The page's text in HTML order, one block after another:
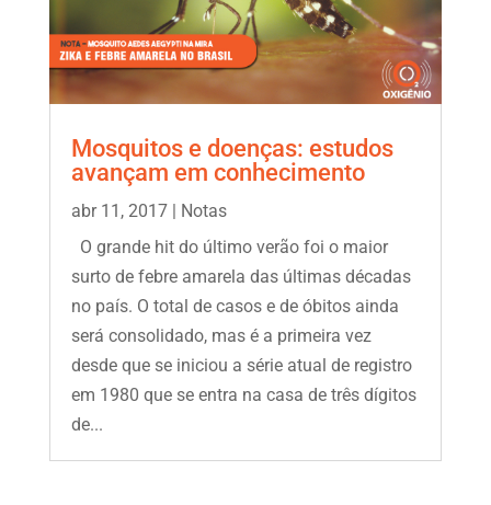
Mosquitos e doenças: estudos
avançam em conhecimento
abr 11, 2017|
Notas
O grande hit do último verão foi o maior
surto de febre amarela das últimas décadas
no país. O total de casos e de óbitos ainda
será consolidado, mas é a primeira vez
desde que se iniciou a série atual de registro
em 1980 que se entra na casa de três dígitos
de...